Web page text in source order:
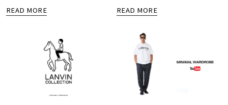
READ MORE READ MORE